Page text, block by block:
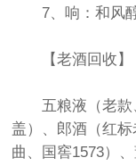
7、响：和风醇
【老酒回收】
五粮液（老款
盖）、郎酒（红
曲、国窖1573）